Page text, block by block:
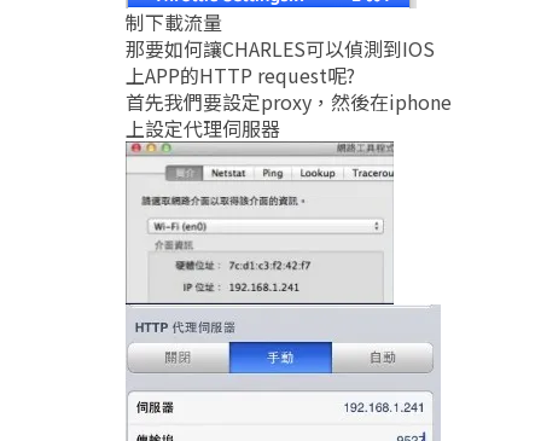
制下載流量
那要如何讓CHARLES可以偵測到IOS
上APP的HTTP request呢?
首先我們要設定proxy，然後在iphone
上設定代理伺服器